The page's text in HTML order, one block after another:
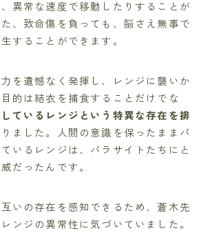
異常な速度で移動したりすることが
、致命傷を負っても、脳さえ無事で
することができます。
を遺憾なく発揮し、レンジに襲いか
的は結衣を捕食することだけでな
ているレンジという特異な存在を排
ました。人間の意識を保ったままパ
いるレンジは、パラサイトたちにと
だったんです。
いの存在を感知できるため、蒼木先
ンジの異常性に気づいていました。